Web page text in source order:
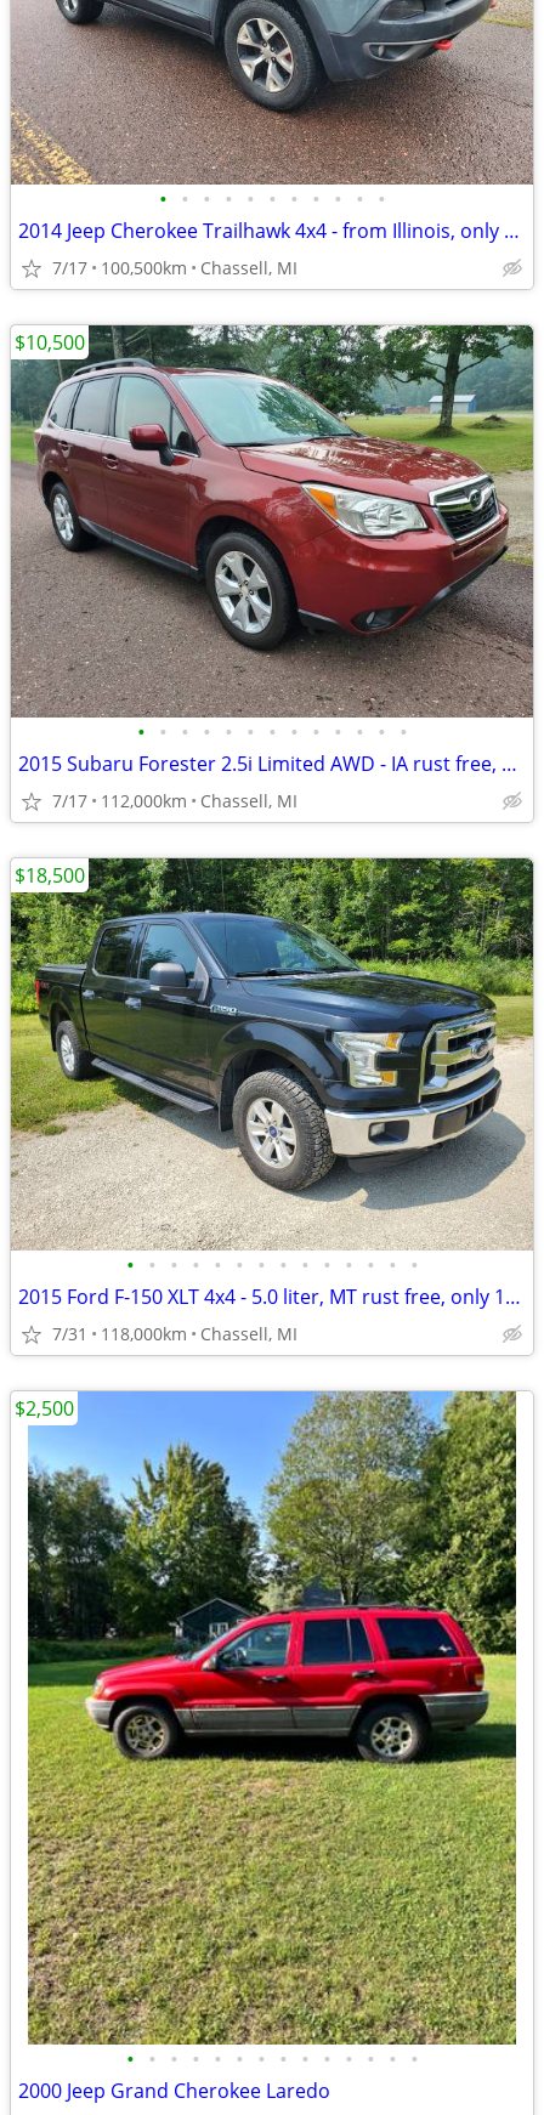
• • • • • • • • • • •
2014 Jeep Cherokee Trailhawk 4x4 - from Illinois, only 100k miles!
7/17 100,500km Chassell, MI
• • • • • • • • • • • • •
2015 Subaru Forester 2.5i Limited AWD - IA rust free, only 112k miles!
7/17 112,000km Chassell, MI
$10,500
• • • • • • • • • • • • • •
2015 Ford F-150 XLT 4x4 - 5.0 liter, MT rust free, only 118k miles
7/31 118,000km Chassell, MI
$18,500
• • • • • • • • • • • • • •
2000 Jeep Grand Cherokee Laredo
$2,500